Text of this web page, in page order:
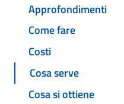
Approfondimenti
Come fare
Costi
Cosa serve
Cosa si ottiene